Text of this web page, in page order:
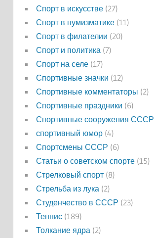
Спорт в искусстве(27)
Спорт в нумизматике(11)
Спорт в филателии (20)
Спорт и политика (7)
Спорт на селе(17)
Спортивные значки (12)
Спортивные комментаторы (2)
Спортивные праздники (6)
Спортивные сооружения СССР
спортивный юмор(4)
Спортсмены СССР (6)
Статьи о советском спорте(15)
Стрелковый спорт(8)
Стрельба из лука (2)
Студенчество в СССР (23)
Теннис(189)
Толкание ядра (2)